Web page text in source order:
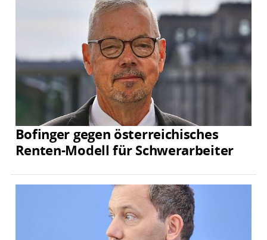
Bofinger gegen österreichisches
Renten-Modell für Schwerarbeiter